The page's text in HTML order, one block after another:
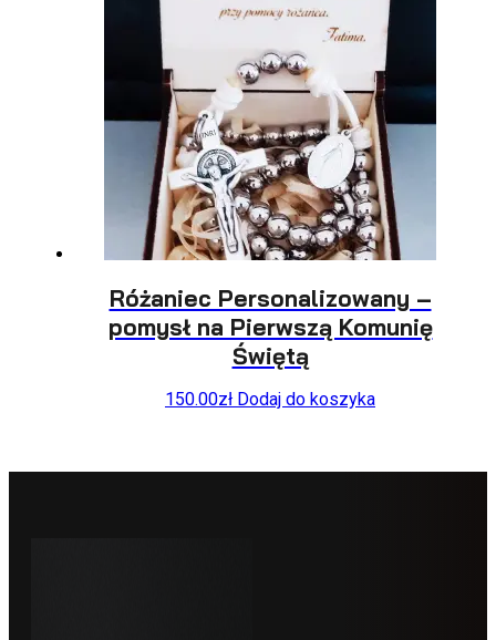
Różaniec Personalizowany –
pomysł na Pierwszą Komunię
Świętą
150.00zł Dodaj do koszyka